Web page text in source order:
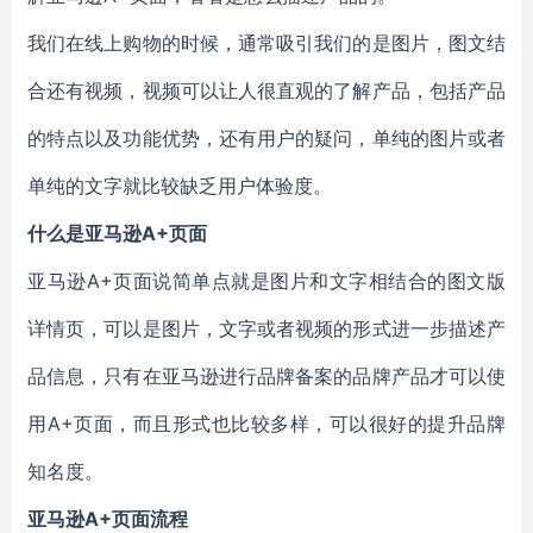
我们在线上购物的时候，通常吸引我们的是图片，图文结
合还有视频，视频可以让人很直观的了解产品，包括产品
的特点以及功能优势，还有用户的疑问，单纯的图片或者
单纯的文字就比较缺乏用户体验度。
什么是亚马逊A+页面
亚马逊A+页面说简单点就是图片和文字相结合的图文版
详情页，可以是图片，文字或者视频的形式进一步描述产
品信息，只有在亚马逊进行品牌备案的品牌产品才可以使
用A+页面，而且形式也比较多样，可以很好的提升品牌
知名度。
亚马逊A+页面流程